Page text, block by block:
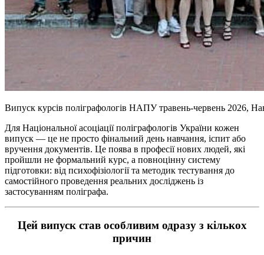
Випуск курсів поліграфологів НАПУ травень-червень 2026,
Для Національної асоціації поліграфологів України кожен
випуск — це не просто фінальний день навчання, іспит або
вручення документів. Це поява в професії нових людей, які
пройшли не формальний курс, а повноцінну систему
підготовки: від психофізіології та методик тестування до
самостійного проведення реальних досліджень із
застосуванням поліграфа.
Цей випуск став особливим одразу з кількох
причин